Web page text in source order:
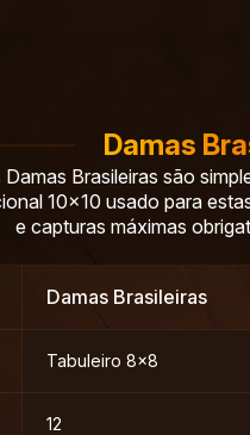
Damas
Damas Brasileiras são
10×10 usado para
e capturas máximas
Damas Brasileiras
Tabuleiro 8×8
12